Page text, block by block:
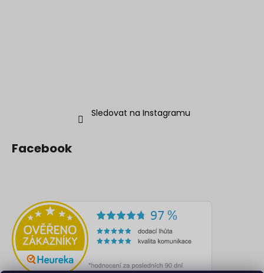
Sledovat na Instagramu
Facebook